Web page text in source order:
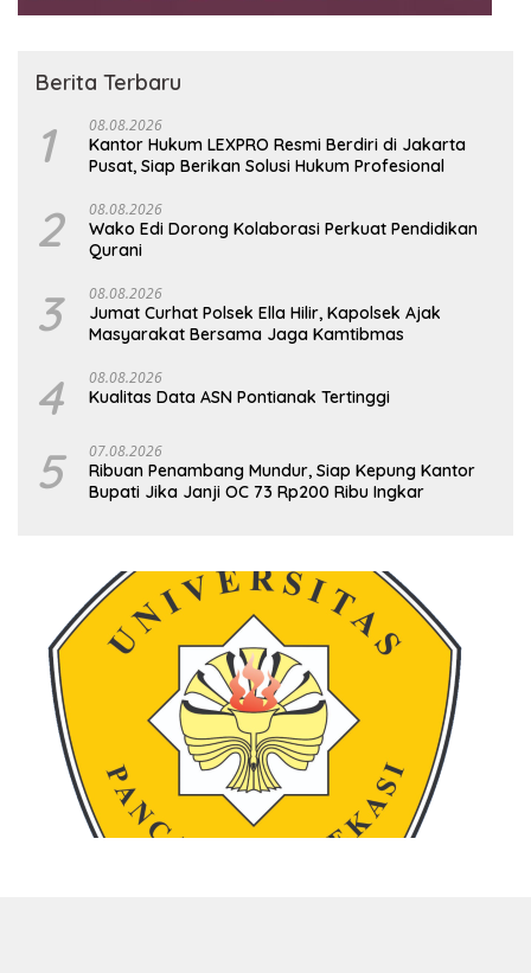
Berita Terbaru
1 08.08.2026
Kantor Hukum LEXPRO Resmi Berdiri di Jakarta
Pusat, Siap Berikan Solusi Hukum Profesional
2 08.08.2026
Wako Edi Dorong Kolaborasi Perkuat Pendidikan
Qurani
3 08.08.2026
Jumat Curhat Polsek Ella Hilir, Kapolsek Ajak
Masyarakat Bersama Jaga Kamtibmas
4 08.08.2026
Kualitas Data ASN Pontianak Tertinggi
5 07.08.2026
Ribuan Penambang Mundur, Siap Kepung Kantor
Bupati Jika Janji OC 73 Rp200 Ribu Ingkar